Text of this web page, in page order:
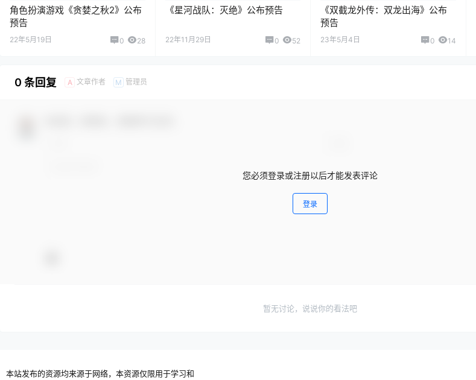
角色扮演游戏《贪婪之秋2》公布
预告
22年5月19日 0 28
《星河战队：灭绝》公布预告
22年11月29日 0 52
《双截龙外传：双龙出海》公布
预告
23年5月4日 0 14
0 条回复 A 文章作者 M 管理员
您必须登录或注册以后才能发表评论
登录
暂无讨论，说说你的看法吧
本站发布的资源均来源于网络，本资源仅限用于学习和